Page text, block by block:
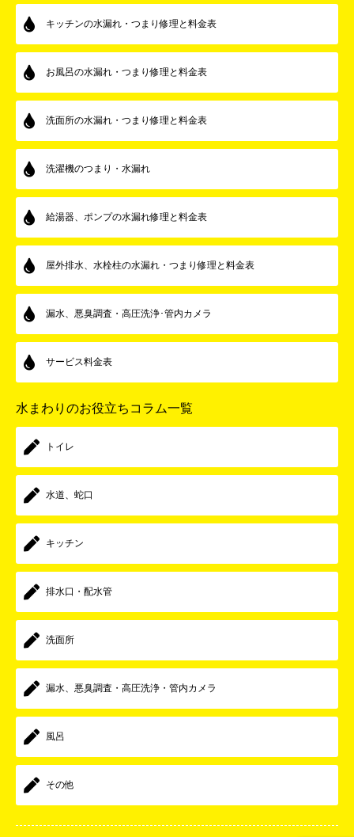
キッチンの水漏れ・つまり修理と料金表
お風呂の水漏れ・つまり修理と料金表
洗面所の水漏れ・つまり修理と料金表
洗濯機のつまり・水漏れ
給湯器、ポンプの水漏れ修理と料金表
屋外排水、水栓柱の水漏れ・つまり修理と料金表
漏水、悪臭調査・高圧洗浄･管内カメラ
サービス料金表
水まわりのお役立ちコラム一覧
トイレ
水道、蛇口
キッチン
排水口・配水管
洗面所
漏水、悪臭調査・高圧洗浄・管内カメラ
風呂
その他